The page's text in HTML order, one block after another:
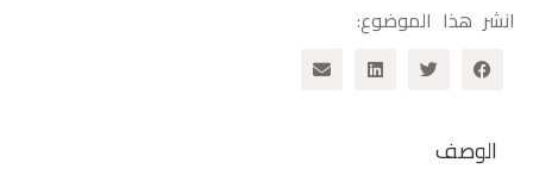
انشر هذا الموضوع:
الوصف